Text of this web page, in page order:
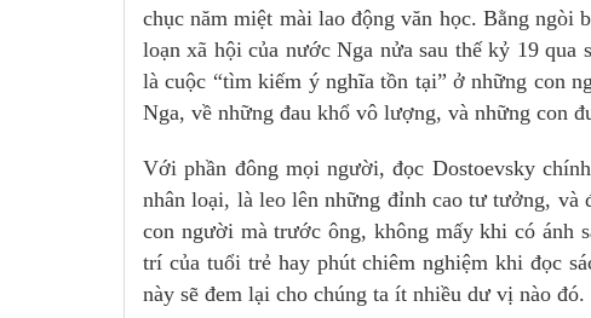
chục năm miệt mài lao động văn học. Bằng ngòi
loạn xã hội của nước Nga nửa sau thế kỷ 19
là cuộc “tìm kiếm ý nghĩa tồn tại” ở những con
Nga, về những đau khổ vô lượng, và những con
Với phần đông mọi người, đọc Dostoevsky
nhân loại, là leo lên những đỉnh cao tư tưởng, và
con người mà trước ông, không mấy khi có ánh
trí của tuổi trẻ hay phút chiêm nghiệm khi đọc
này sẽ đem lại cho chúng ta ít nhiều dư vị nào đó.